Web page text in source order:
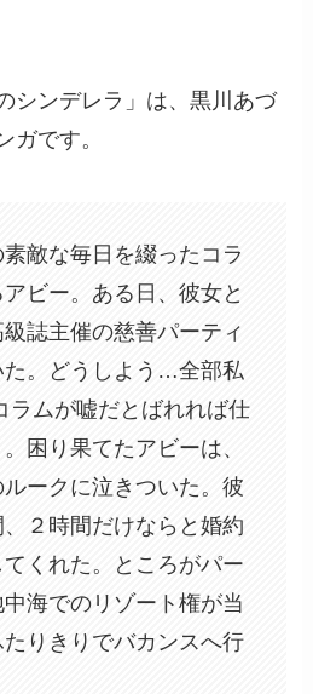
シンデレラ」は、黒川あづ
ガです。
敵な毎日を綴ったコラ
ビー。ある日、彼女と
誌主催の慈善パーティ
た。どうしよう…全部私
ラムが嘘だとばれれば仕
困り果てたアビーは、
ークに泣きついた。彼
２時間だけならと婚約
くれた。ところがパー
海でのリゾート権が当
りきりでバカンスへ行